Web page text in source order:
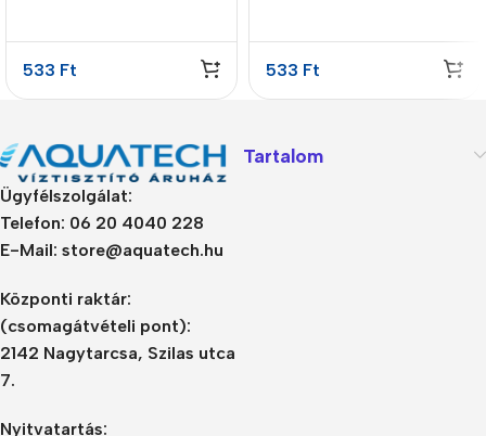
533 Ft 533 Ft
Ügyfélszolgálat:
Telefon: 06 20 4040 228
E-Mail: store@aquatech.hu
Központi raktár:
(csomagátvételi pont):
2142 Nagytarcsa, Szilas utca
7.
Nyitvatartás:
Tartalom